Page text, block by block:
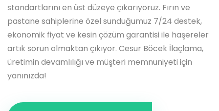
standartlarını en üst düzeye çıkarıyoruz. Fırın ve
pastane sahiplerine özel sunduğumuz 7/24 destek,
ekonomik fiyat ve kesin çözüm garantisi ile haşereler
artık sorun olmaktan çıkıyor. Cesur Böcek İlaçlama,
üretimin devamlılığı ve müşteri memnuniyeti için
yanınızda!